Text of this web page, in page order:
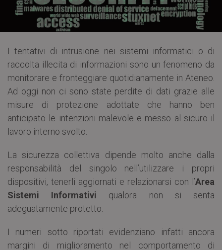
I tentativi di intrusione nei sistemi informatici o di
raccolta illecita di informazioni sono un fenomeno da
monitorare e fronteggiare quotidianamente in Ateneo.
Ad oggi non ci sono state perdite di dati grazie alle
misure di protezione adottate che hanno ben
anticipato le intenzioni malevole e messo al sicuro il
lavoro interno svolto.
La sicurezza collettiva dipende molto anche dalla
responsabilità del singolo nell’utilizzare i propri
dispositivi, tenerli aggiornati e relazionarsi con l’Area
Sistemi Informativi qualora non si senta
adeguatamente protetto.
I numeri sotto riportati evidenziano infatti ancora
margini di miglioramento nel comportamento di